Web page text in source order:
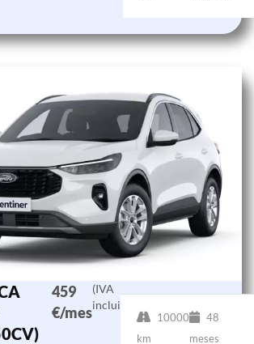
459
€/mes
(IVA
incluido)
10000
km
48
meses